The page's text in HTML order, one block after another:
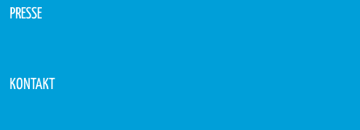
PRESSE
KONTAKT